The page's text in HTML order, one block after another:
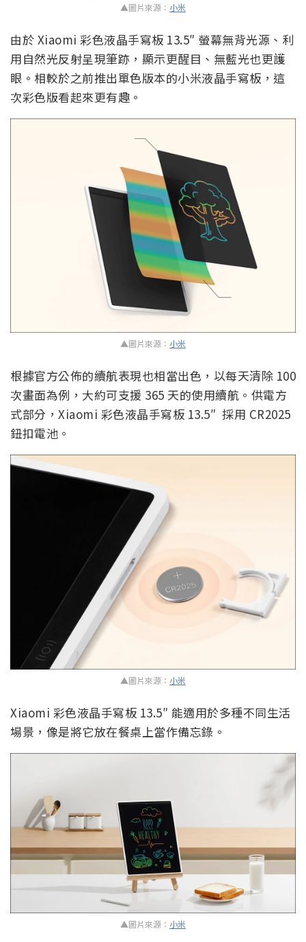
▲圖片來源： 小米
由於 Xiaomi 彩色液晶手寫板 13.5″ 螢幕無背光源、利
用自然光反射呈現筆跡，顯示更醒目、無藍光也更護
眼。相較於之前推出單色版本的小米液晶手寫板，這
次彩色版看起來更有趣。
▲圖片來源： 小米
根據官方公佈的續航表現也相當出色，以每天清除 100
次畫面為例，大約可支援 365 天的使用續航。供電方
式部分，Xiaomi 彩色液晶手寫板 13.5″ 採用 CR2025
鈕扣電池。
▲圖片來源： 小米
Xiaomi 彩色液晶手寫板 13.5″ 能適用於多種不同生活
場景，像是將它放在餐桌上當作備忘錄。
▲圖片來源： 小米